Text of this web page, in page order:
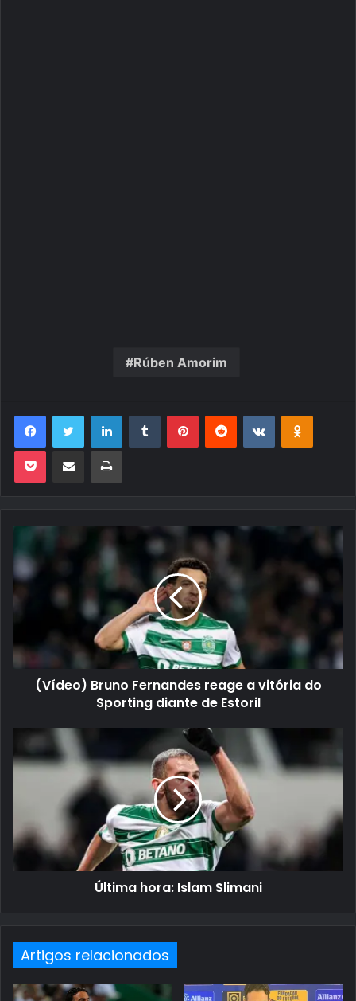
Rúben Amorim
FacebookTwitter LinkedinTumblr PinterestReddit VK OK
Pocket Compartilhar via e-mail Imprimir
(Vídeo) Bruno Fernandes reage a vitória do
Sporting diante de Estoril
Última hora: Islam Slimani
Artigos relacionados